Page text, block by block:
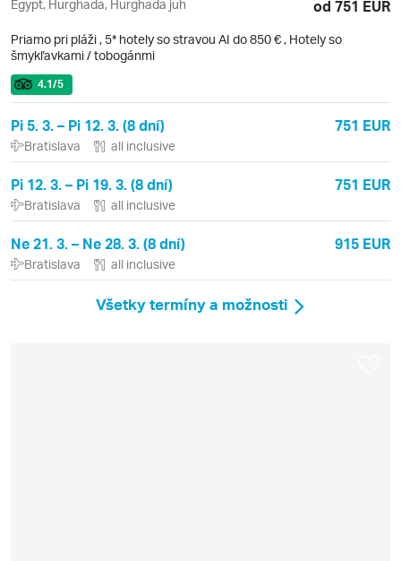
Egypt, Hurghada, Hurghada juh od 751 EUR
Priamo pri pláži , 5* hotely so stravou AI do 850 € , Hotely so
šmykľavkami / tobogánmi
4.1/5
Pi 5. 3. – Pi 12. 3. (8 dní) 751 EUR
Bratislava all inclusive
Pi 12. 3. – Pi 19. 3. (8 dní) 751 EUR
Bratislava all inclusive
Ne 21. 3. – Ne 28. 3. (8 dní) 915 EUR
Bratislava all inclusive
Všetky termíny a možnosti